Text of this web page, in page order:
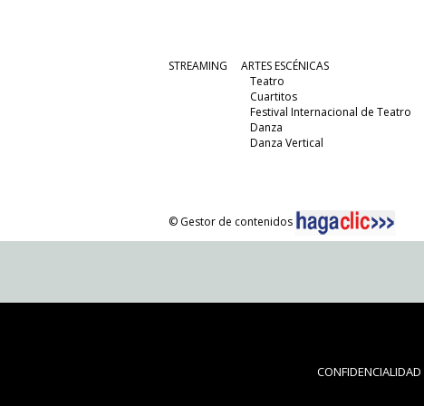
STREAMING
ARTES ESCÉNICAS
Teatro
Cuartitos
Festival Internacional de Teatro
Danza
Danza Vertical
© Gestor de contenidos
CONFIDENCIALIDAD